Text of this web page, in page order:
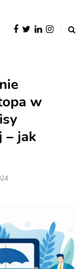
w
– jak